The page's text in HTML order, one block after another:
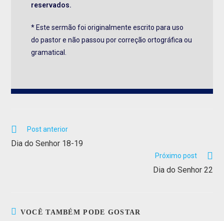
reservados.
* Este sermão foi originalmente escrito para uso
do pastor e não passou por correção ortográfica ou
gramatical.
Post anterior
Dia do Senhor 18-19
Próximo post
Dia do Senhor 22
VOCÊ TAMBÉM PODE GOSTAR